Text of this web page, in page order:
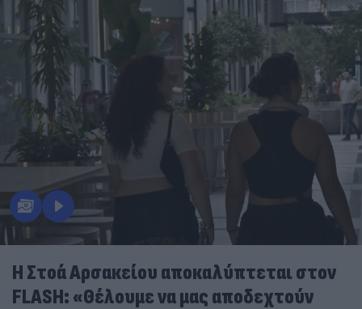
Η Στοά Αρσακείου αποκαλύπτεται στον
FLASH: «Θέλουμε να μας αποδεχτούν